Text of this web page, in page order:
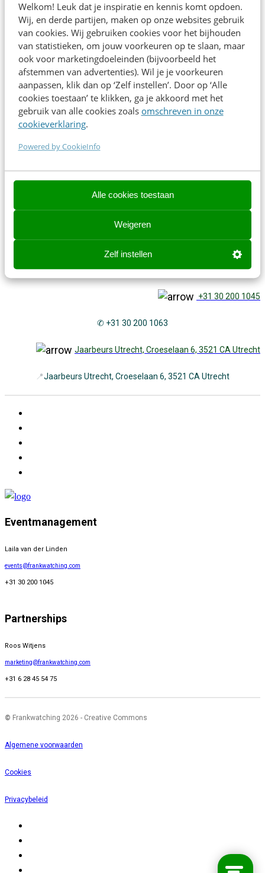
Welkom! Leuk dat je inspiratie en kennis komt opdoen.
Wij, en derde partijen, maken op onze websites gebruik
van cookies. Wij gebruiken cookies voor het bijhouden
van statistieken, om jouw voorkeuren op te slaan, maar
ook voor marketingdoeleinden (bijvoorbeeld het
afstemmen van advertenties). Wil je je voorkeuren
aanpassen, klik dan op ‘Zelf instellen’. Door op ‘Alle
cookies toestaan’ te klikken, ga je akkoord met het
gebruik van alle cookies zoals omschreven in onze
cookieverklaring.
Powered by CookieInfo
Alle cookies toestaan
Weigeren
Zelf instellen
Over de spreker
Daniel Verloop bouwt bij CivAI agentic en voice-AI voor de
publieke sector en brengt het als AI-specialist in de publieke
sector in de praktijk. Hij laat zien hoe autonome AI echt werkt
en wie verantwoordelijk is als het misgaat.
Direct inschrijven
Contact opnemen? We helpen je graag!
events@frankwatching.com
✉events@frankwatching.com
+31 30 200 1045
✆ +31 30 200 1063
Jaarbeurs Utrecht, Croeselaan 6, 3521 CA Utrecht
📍Jaarbeurs Utrecht, Croeselaan 6, 3521 CA Utrecht
Eventmanagement
Laila van der Linden
events@frankwatching.com
+31 30 200 1045
Partnerships
Roos Witjens
marketing@frankwatching.com
+31 6 28 45 54 75
© Frankwatching 2026 - Creative Commons
Algemene voorwaarden
Cookies
Privacybeleid